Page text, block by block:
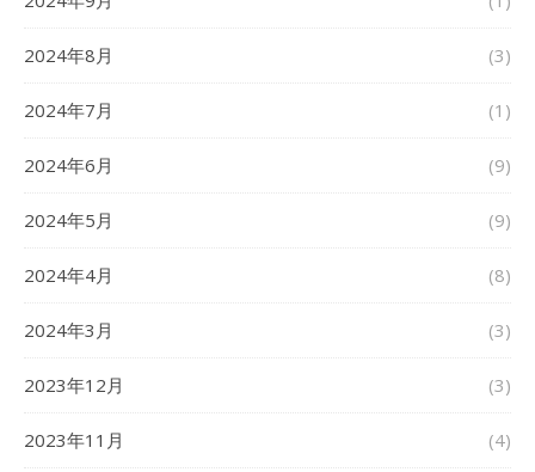
2024年8月 (3)
2024年7月 (1)
2024年6月 (9)
2024年5月 (9)
2024年4月 (8)
2024年3月 (3)
2023年12月 (3)
2023年11月 (4)